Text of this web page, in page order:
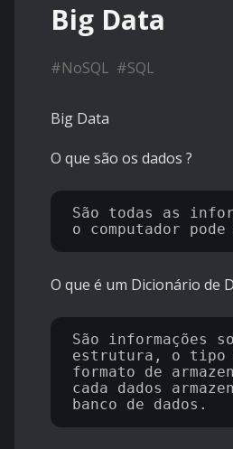
Big Data
#NoSQL #SQL
Big Data
O que são os dados ?
São todas as
O que é um Dicionário de
São informações
estrutura, o tipo
formato de
cada dados